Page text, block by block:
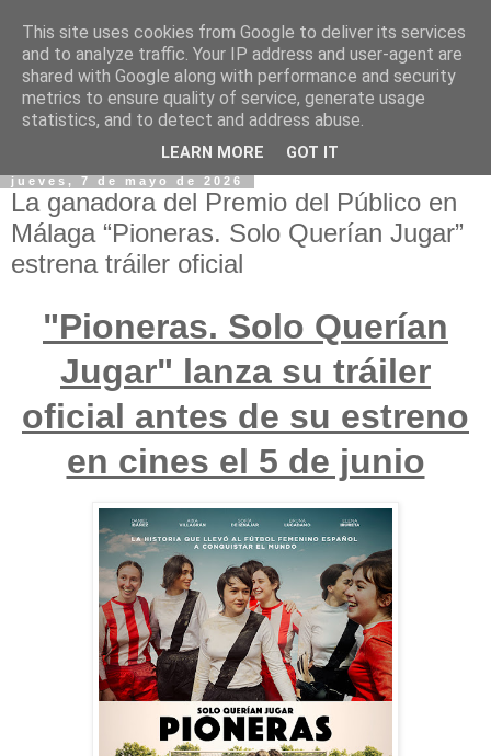
jueves, 7 de mayo de 2026
La ganadora del Premio del Público en
Málaga “Pioneras. Solo Querían Jugar”
estrena tráiler oficial
"Pioneras. Solo Querían
Jugar" lanza su tráiler
oficial antes de su estreno
en cines el 5 de junio
This site uses cookies from Google to deliver its services
and to analyze traffic. Your IP address and user-agent are
shared with Google along with performance and security
metrics to ensure quality of service, generate usage
statistics, and to detect and address abuse.
LEARN MORE GOT IT